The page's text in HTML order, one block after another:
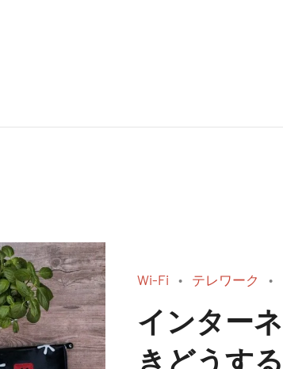
Wi-Fi テレワーク
インター
きどうす